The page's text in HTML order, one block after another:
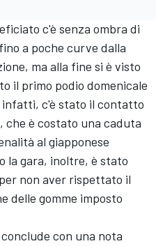
c'è senza ombra di
a poche curve dalla
ma alla fine si è visto
il primo podio domenicale
c'è stato il contatto
, che è costato una caduta
al giapponese
la gara, inoltre, è stato
per non aver rispettato il
delle gomme imposto
con una nota